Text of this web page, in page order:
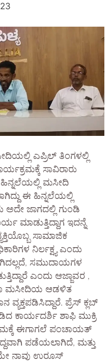
ಎಪ್ರಿಲ್ ತಿಂಗಳಲ್ಲಿ
ಸಾವಿರಾರು
ಹಿನ್ನಲೆಯಲ್ಲಿ ಮಸೀದಿ
ಈ ಹಿನ್ನಲೆಯಲ್ಲಿ
ಜಾಗದಲ್ಲಿ ಗುಂಡಿ
ಇದನ್ನೆ
ಸಾಮಾಜಿಕ
ನಿರ್ಲಕ್ಷ್ಯ ಎಂದು
ಸಮುದಾಯಗಳ
ಎಂದು ಆಜ್ಜಾವರ ,
ಮಸೀದಿಯ ಆಡಳಿತ
ಪ್ರೆಸ್ ಕ್ಲಬ್
ಕಾರ್ಯದರ್ಶಿ ಶಾಫಿ ಮುಕ್ರಿ
ಈಗಾಗಲೆ ಪಂಚಾಯತ್
ಪಡೆಯಲಾಗಿದೆ, ಮತ್ತು
ನಾವು ಉರೂಸ್